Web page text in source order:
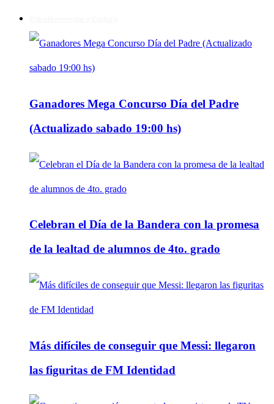
Ganadores Mega Concurso Día del Padre
(Actualizado sabado 19:00 hs)
Celebran el Día de la Bandera con la promesa
de la lealtad de alumnos de 4to. grado
Más difíciles de conseguir que Messi: llegaron
las figuritas de FM Identidad